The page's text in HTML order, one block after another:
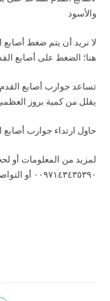
والأسود
هنا؛ الضغط على أصابع
يقلل من كمية بروز
.حاول ارتداء جوارب أصابع
٠٠٩٧١٤٣٤٣٥٣٩٠ أو التواصل على الواتساب على الرقم ٠٠٩٧١٥٠٣٥٥٣٠٢٤